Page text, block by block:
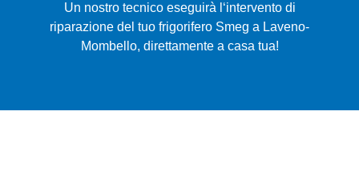
Un nostro tecnico eseguirà l‘intervento di
riparazione del tuo frigorifero Smeg a Laveno-
Mombello, direttamente a casa tua!